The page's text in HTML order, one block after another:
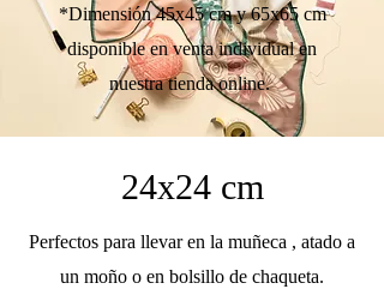
*Dimensión 45x45 cm y 65x65 cm
disponible en venta individual en
nuestra tienda online.
24x24 cm
Perfectos para llevar en la muñeca , atado a
un moño o en bolsillo de chaqueta.